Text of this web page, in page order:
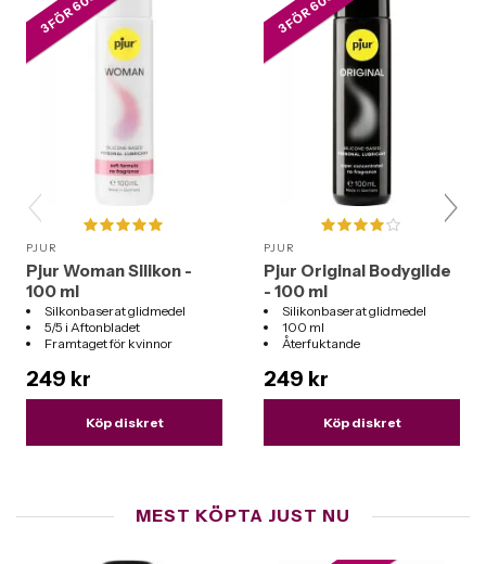
PJUR
Pjur Woman Silikon -
100 ml
Silkonbaserat glidmedel
5/5 i Aftonbladet
Framtaget för kvinnor
249 kr
Köp diskret
PJUR
Pjur Original Bodyglide
- 100 ml
Silikonbaserat glidmedel
100 ml
Återfuktande
249 kr
Köp diskret
MEST KÖPTA JUST NU